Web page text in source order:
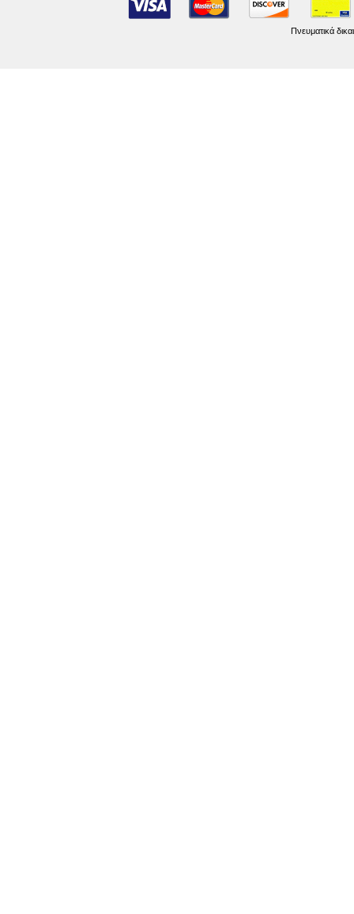
Πνευματικά